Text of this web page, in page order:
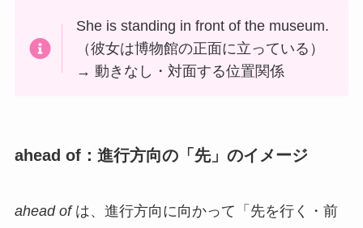
She is standing in front of the museum.
（彼女は博物館の正面に立っている）
→ 動きなし・対面する位置関係
ahead of：進行方向の「先」のイメージ
ahead ofは、進行方向に向かって「先を行く・前